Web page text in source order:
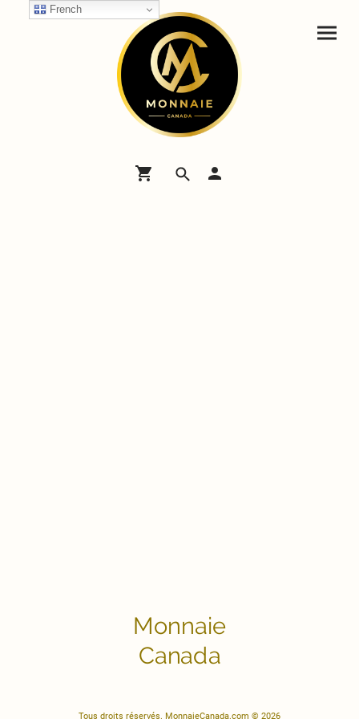
Monnaie
Canada
Tous droits réservés. MonnaieCanada.com © 2026
French